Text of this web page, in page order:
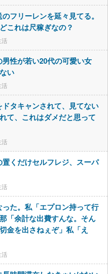
フリーレンを延々見てる。
これは尺稼ぎなの？
活
性が若い20代の可愛い女
い
活
タキャンされて、見てない
て、これはダメだと思って
活
置くだけセルフレジ、スーパ
活
た。私「エプロン持って行
「余計な出費すんな。そん
金を出さねぇぞ」私「え
活